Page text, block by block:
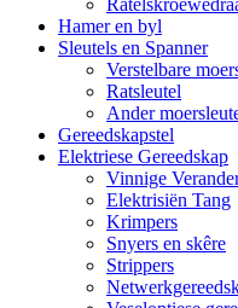
Hamer en byl
Sleutels en Spanner
Verstelbare
Ratsleutel
Ander
Gereedskapstel
Elektriese Gereedskap
Vinnige
Elektrisiën Tang
Krimpers
Snyers en skêre
Strippers